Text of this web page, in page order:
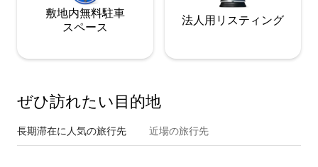
敷地内無料駐⁠車
ス⁠ペ⁠ー⁠ス
法人用リスティング
ぜひ訪⁠れ⁠た⁠い目⁠的⁠地
長期滞在に人気の旅行先 近場の旅行先